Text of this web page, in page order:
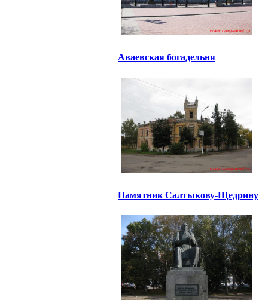
Аваевская богадельня
Памятник Салтыкову-Щедрину